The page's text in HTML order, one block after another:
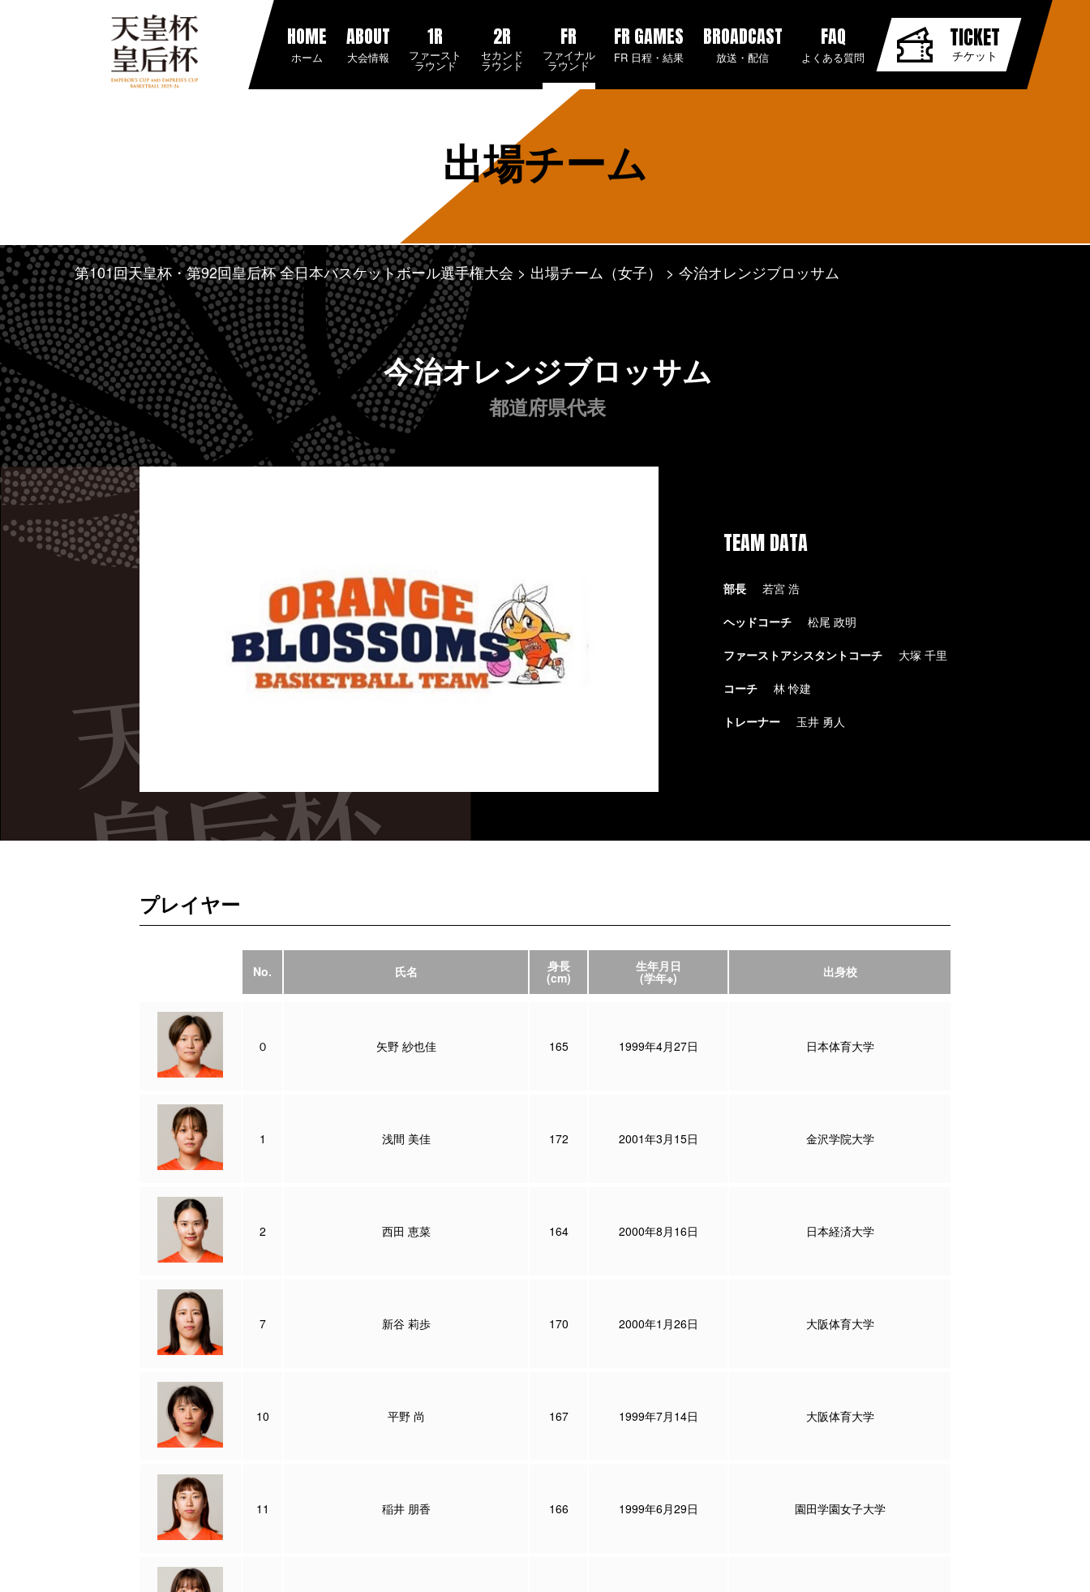
HOME
ホーム
ABOUT
大会情報
1R
ファースト
ラウンド
2R
セカンド
ラウンド
FR
ファイナル
ラウンド
FR GAMES
FR 日程・結果
BROADCAST
放送・配信
FAQ
よくある質問
TICKET
チケット
出場チーム
第101回天皇杯・第92回皇后杯 全日本バスケットボール選手権大会 出場チーム（女子） 今治オレンジブロッサム
今治オレンジブロッサム
都道府県代表
TEAM DATA
部長 若宮 浩
ヘッドコーチ 松尾 政明
ファーストアシスタントコーチ 大塚 千里
コーチ 林 怜建
トレーナー 玉井 勇人
プレイヤー
No. 氏名 身長
(cm)
生年月日
(学年※) 出身校
０ 矢野 紗也佳 165 1999年4月27日 日本体育大学
1 浅間 美佳 172 2001年3月15日 金沢学院大学
2 西田 恵菜 164 2000年8月16日 日本経済大学
7 新谷 莉歩 170 2000年1月26日 大阪体育大学
10 平野 尚 167 1999年7月14日 大阪体育大学
11 稲井 朋香 166 1999年6月29日 園田学園女子大学